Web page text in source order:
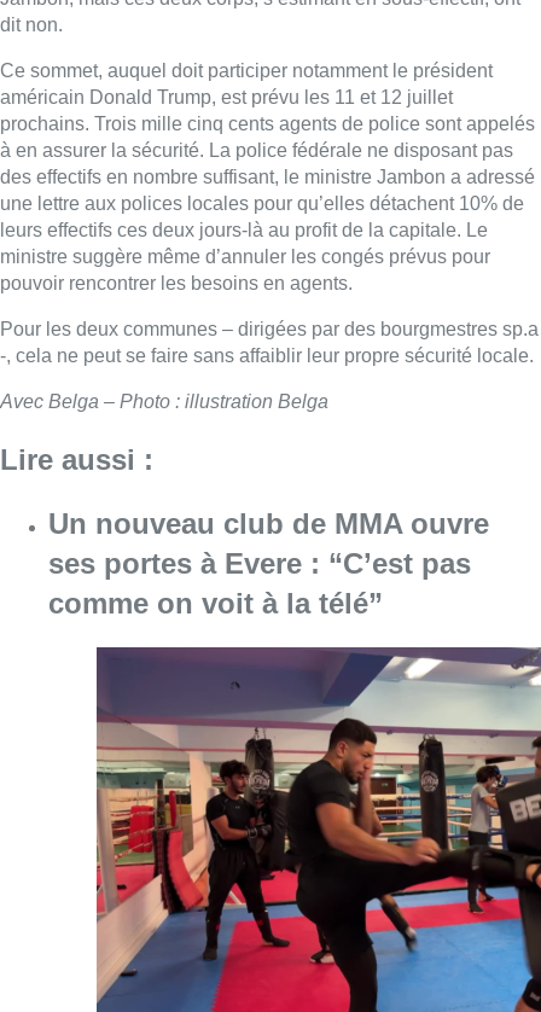
dit non.
Ce sommet, auquel doit participer notamment le président
américain Donald Trump, est prévu les 11 et 12 juillet
prochains. Trois mille cinq cents agents de police sont appelés
à en assurer la sécurité. La police fédérale ne disposant pas
des effectifs en nombre suffisant, le ministre Jambon a adressé
une lettre aux polices locales pour qu’elles détachent 10% de
leurs effectifs ces deux jours-là au profit de la capitale. Le
ministre suggère même d’annuler les congés prévus pour
pouvoir rencontrer les besoins en agents.
Pour les deux communes – dirigées par des bourgmestres sp.a
-, cela ne peut se faire sans affaiblir leur propre sécurité locale.
Avec Belga – Photo : illustration Belga
Lire aussi :
Un nouveau club de MMA ouvre
ses portes à Evere : “C’est pas
comme on voit à la télé”